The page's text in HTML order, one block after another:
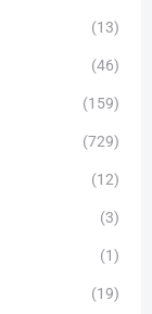
(13)
(46)
(159)
(729)
(12)
(3)
(1)
(19)